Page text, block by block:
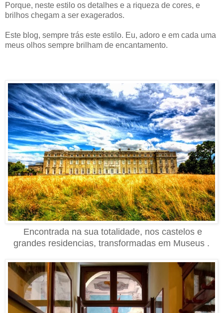
Porque, neste estilo os detalhes e a riqueza de cores, e
brilhos chegam a ser exagerados.
Este blog, sempre trás este estilo. Eu, adoro e em cada uma
meus olhos sempre brilham de encantamento.
Encontrada na sua totalidade, nos castelos e
grandes residencias, transformadas em Museus .